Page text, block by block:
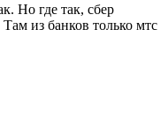
Но где так, сбер
из банков только мтс